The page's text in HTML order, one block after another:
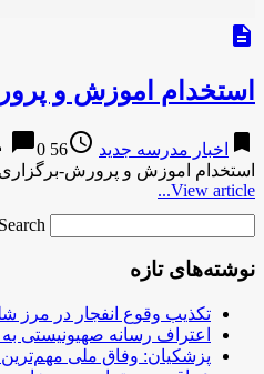
description
استخدام اموزش و
bookmark اخبار مدرسه جدید access_time
56 years ago
chat_bubble0
استخدام اموزش و پرورش-
View article...
Search …
نوشته‌های تازه
تکذیب وقوع انفجار در مرز
اعتراف رسانه صهیونیستی به
پزشکیان: وفاق ملی